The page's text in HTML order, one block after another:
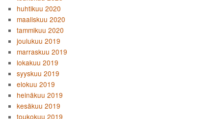
huhtikuu 2020
maaliskuu 2020
tammikuu 2020
joulukuu 2019
marraskuu 2019
lokakuu 2019
syyskuu 2019
elokuu 2019
heinäkuu 2019
kesäkuu 2019
toukokuu 2019